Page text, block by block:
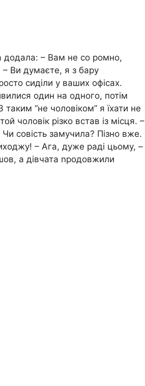
додала: – Вам не со ромно,
– Ви думаєте, я з бару
сиділи у ваших офісах.
один на одного, потім
“не чоловіком” я їхати не
чоловік різко встав із місця. –
совість замучила? Пізно вже.
– Ага, дуже раді цьому, –
а дівчата nродовжили